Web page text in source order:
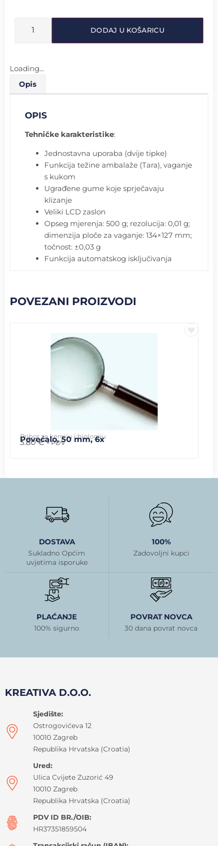
DODAJ U KOŠARICU
Loading...
Opis
OPIS
Tehničke karakteristike:
Jednostavna uporaba (dvije tipke)
Funkcija težine ambalaže (Tara), vaganje
s kukom
Ugrađene gume koje sprječavaju
klizanje
Veliki LCD zaslon
Opseg mjerenja: 500 g; rezolucija: 0,01 g;
dimenzija ploče za vaganje: 134×127 mm;
točnost: ±0,03 g
Funkcija automatskog isključivanja
POVEZANI PROIZVODI
Pribor za kemiju i biologiju
Povećalo, 50 mm, 6x
3.80€ + PDV
DOSTAVA
Sukladno Općim
uvjetima isporuke
100%
Zadovoljni kupci
PLAĆANJE
100% sigurno
POVRAT NOVCA
30 dana povrat novca
KREATIVA D.O.O.
Sjedište:
Ostrogovićeva 12
10010 Zagreb
Republika Hrvatska (Croatia)
Ured:
Ulica Cvijete Zuzorić 49
10010 Zagreb
Republika Hrvatska (Croatia)
PDV ID BR./OIB:
HR37351859504